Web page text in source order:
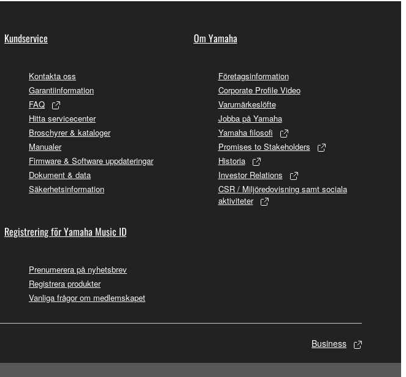
Kundservice
Kontakta oss
Garantiinformation
FAQ
Hitta servicecenter
Broschyrer & kataloger
Manualer
Firmware & Software uppdateringar
Dokument & data
Säkerhetsinformation
Registrering för Yamaha Music ID
Prenumerera på nyhetsbrev
Registrera produkter
Vanliga frågor om medlemskapet
Om Yamaha
Företagsinformation
Corporate Profile Video
Varumärkeslöfte
Jobba på Yamaha
Yamaha filosofi
Promises to Stakeholders
Historia
Investor Relations
CSR / Miljöredovisning samt sociala
aktiviteter
Business